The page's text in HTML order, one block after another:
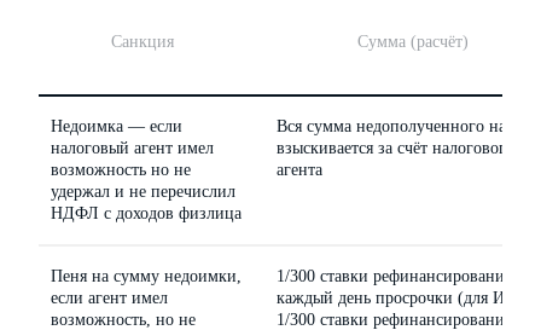
Санкция Сумма (расчёт)
Недоимка — если
налоговый агент имел
возможность но не
удержал и не перечислил
НДФЛ с доходов физлица
Вся сумма недополученного налога
взыскивается за счёт налогового
агента
Пеня на сумму недоимки,
если агент имел
возможность, но не
1/300 ставки рефинансирования ЦБ
каждый день просрочки (для ИП)
1/300 ставки рефинансирования ЦБ